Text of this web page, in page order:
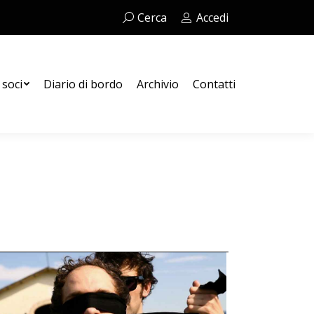
Cerca:Cerca Accedi
Diario di bordo Archivio Contatti
Contatti